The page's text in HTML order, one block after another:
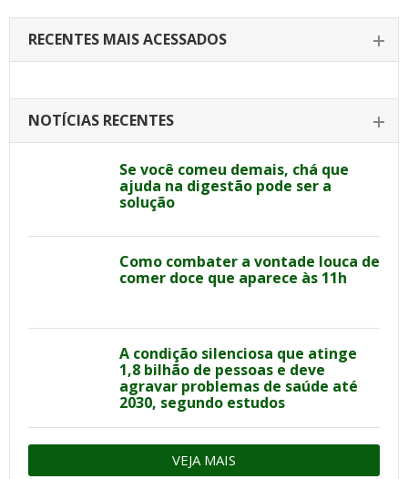
RECENTES MAIS ACESSADOS
NOTÍCIAS RECENTES
Se você comeu demais, chá que
ajuda na digestão pode ser a
solução
Como combater a vontade louca de
comer doce que aparece às 11h
A condição silenciosa que atinge
1,8 bilhão de pessoas e deve
agravar problemas de saúde até
2030, segundo estudos
VEJA MAIS